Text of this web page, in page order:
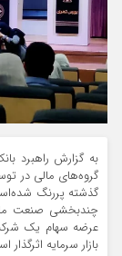
به گزارش راهبرد
گروه‌های مالی در
گذشته پررنگ
چندبخشی صنعت
عرضه سهام یک
بازار سرمایه اثرگذار